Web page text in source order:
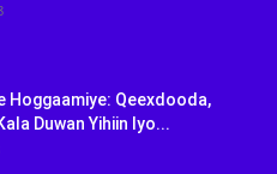
Hoggaamiye: Qeexdooda,
Duwan Yihiin Iyo...